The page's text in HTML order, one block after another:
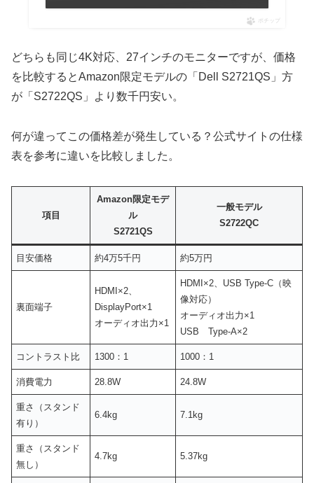
ポチップ
どちらも同じ4K対応、27インチのモニターですが、価格
を比較するとAmazon限定モデルの「Dell S2721QS」方
が「S2722QS」より数千円安い。
何が違ってこの価格差が発生している？公式サイトの仕様
表を参考に違いを比較しました。
項目
Amazon限定モデ
ル
S2721QS
一般モデル
S2722QC
目安価格 約4万5千円 約5万円
裏面端子
HDMI×2、
DisplayPort×1
オーディオ出力×1
HDMI×2、USB Type-C（映
像対応）
オーディオ出力×1
USB Type-A×2
コントラスト比 1300：1 1000：1
消費電力 28.8W 24.8W
重さ（スタンド
有り）
6.4kg 7.1kg
重さ（スタンド
無し）
4.7kg 5.37kg